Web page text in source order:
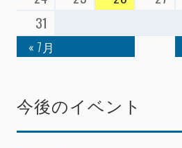
31
« 7月
今後のイベント